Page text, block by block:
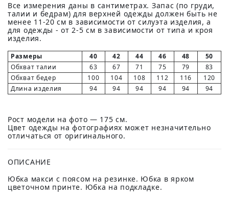
Все измерения даны в сантиметрах. Запас (по груди,
талии и бедрам) для верхней одежды должен быть не
менее 11-20 см в зависимости от силуэта изделия, а
для одежды - от 2-5 см в зависимости от типа и кроя
изделия.
Размеры 40 42 44 46 48
50
Обхват талии
63 67 71 75 79
83
Обхват бедер
100 104 108 112 116
120
Длина изделия
94 94 94 94 94 94
Рост модели на фото — 175 см.
Цвет одежды на фотографиях может незначительно
отличаться от оригинального.
ОПИСАНИЕ
Юбка макси с поясом на резинке. Юбка в ярком
цветочном принте. Юбка на подкладке.